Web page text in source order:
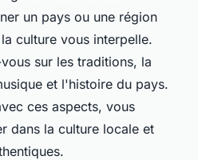
un pays ou une région
culture vous interpelle.
sur les traditions, la
et l'histoire du pays.
ces aspects, vous
dans la culture locale et